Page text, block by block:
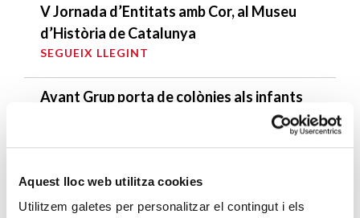
Aquest lloc web utilitza cookies
Utilitzem galetes per personalitzar el contingut i els
V Jornada d’Entitats amb Cor, al Museu
d’Història de Catalunya
SEGUEIX LLEGINT
Avant Grup porta de colònies als infants
Un Nadal amb esperit jove
SEGUEIX LLEGINT